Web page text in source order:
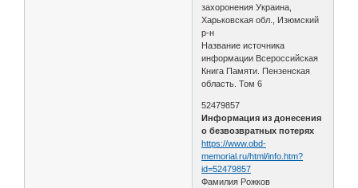
захоронения Украина,
Харьковская обл., Изюмский
р-н
Название источника
информации Всероссийская
Книга Памяти. Пензенская
область. Том 6
52479857
Информация из донесения
о безвозвратных потерях
https://www.obd-
memorial.ru/html/info.htm?
id=52479857
Фамилия Рожков